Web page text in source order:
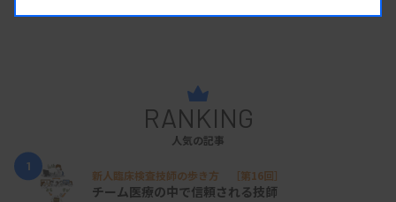
RANKING
人気の記事
1
新人臨床検査技師の歩き方 ［第16回］
チーム医療の中で信頼される技師